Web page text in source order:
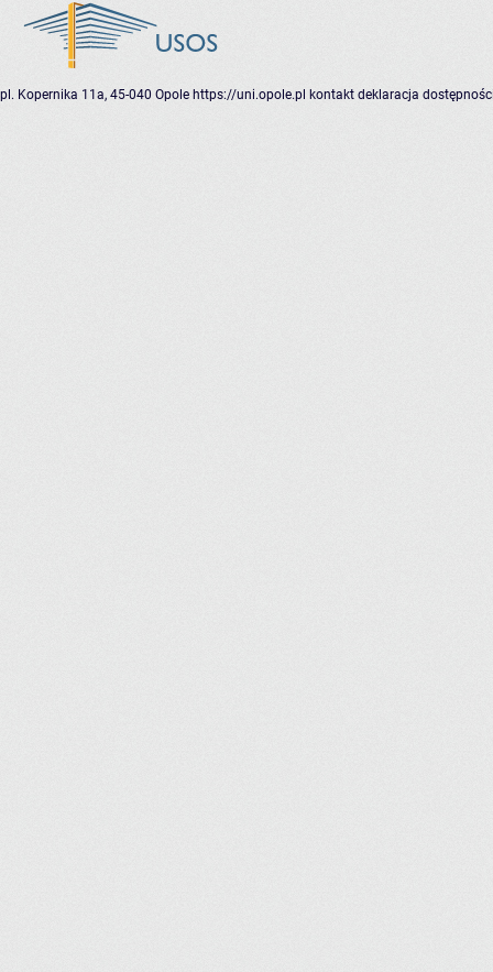
pl. Kopernika 11a, 45-040 Opole https://uni.opole.pl kontakt deklaracja